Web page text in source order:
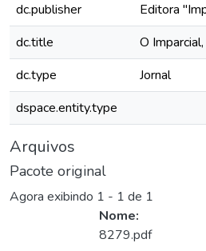
dc.publisher
Editora
dc.title
O
dc.type
Jornal
dspace.entity.type
Arquivos
Pacote original
Agora exibindo 1 - 1 de 1
Nome:
8279.pdf